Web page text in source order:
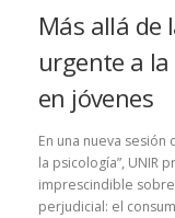
Más allá de
urgente a
en jóvenes
En una nueva sesión
la psicología”, UNIR
imprescindible
perjudicial: el